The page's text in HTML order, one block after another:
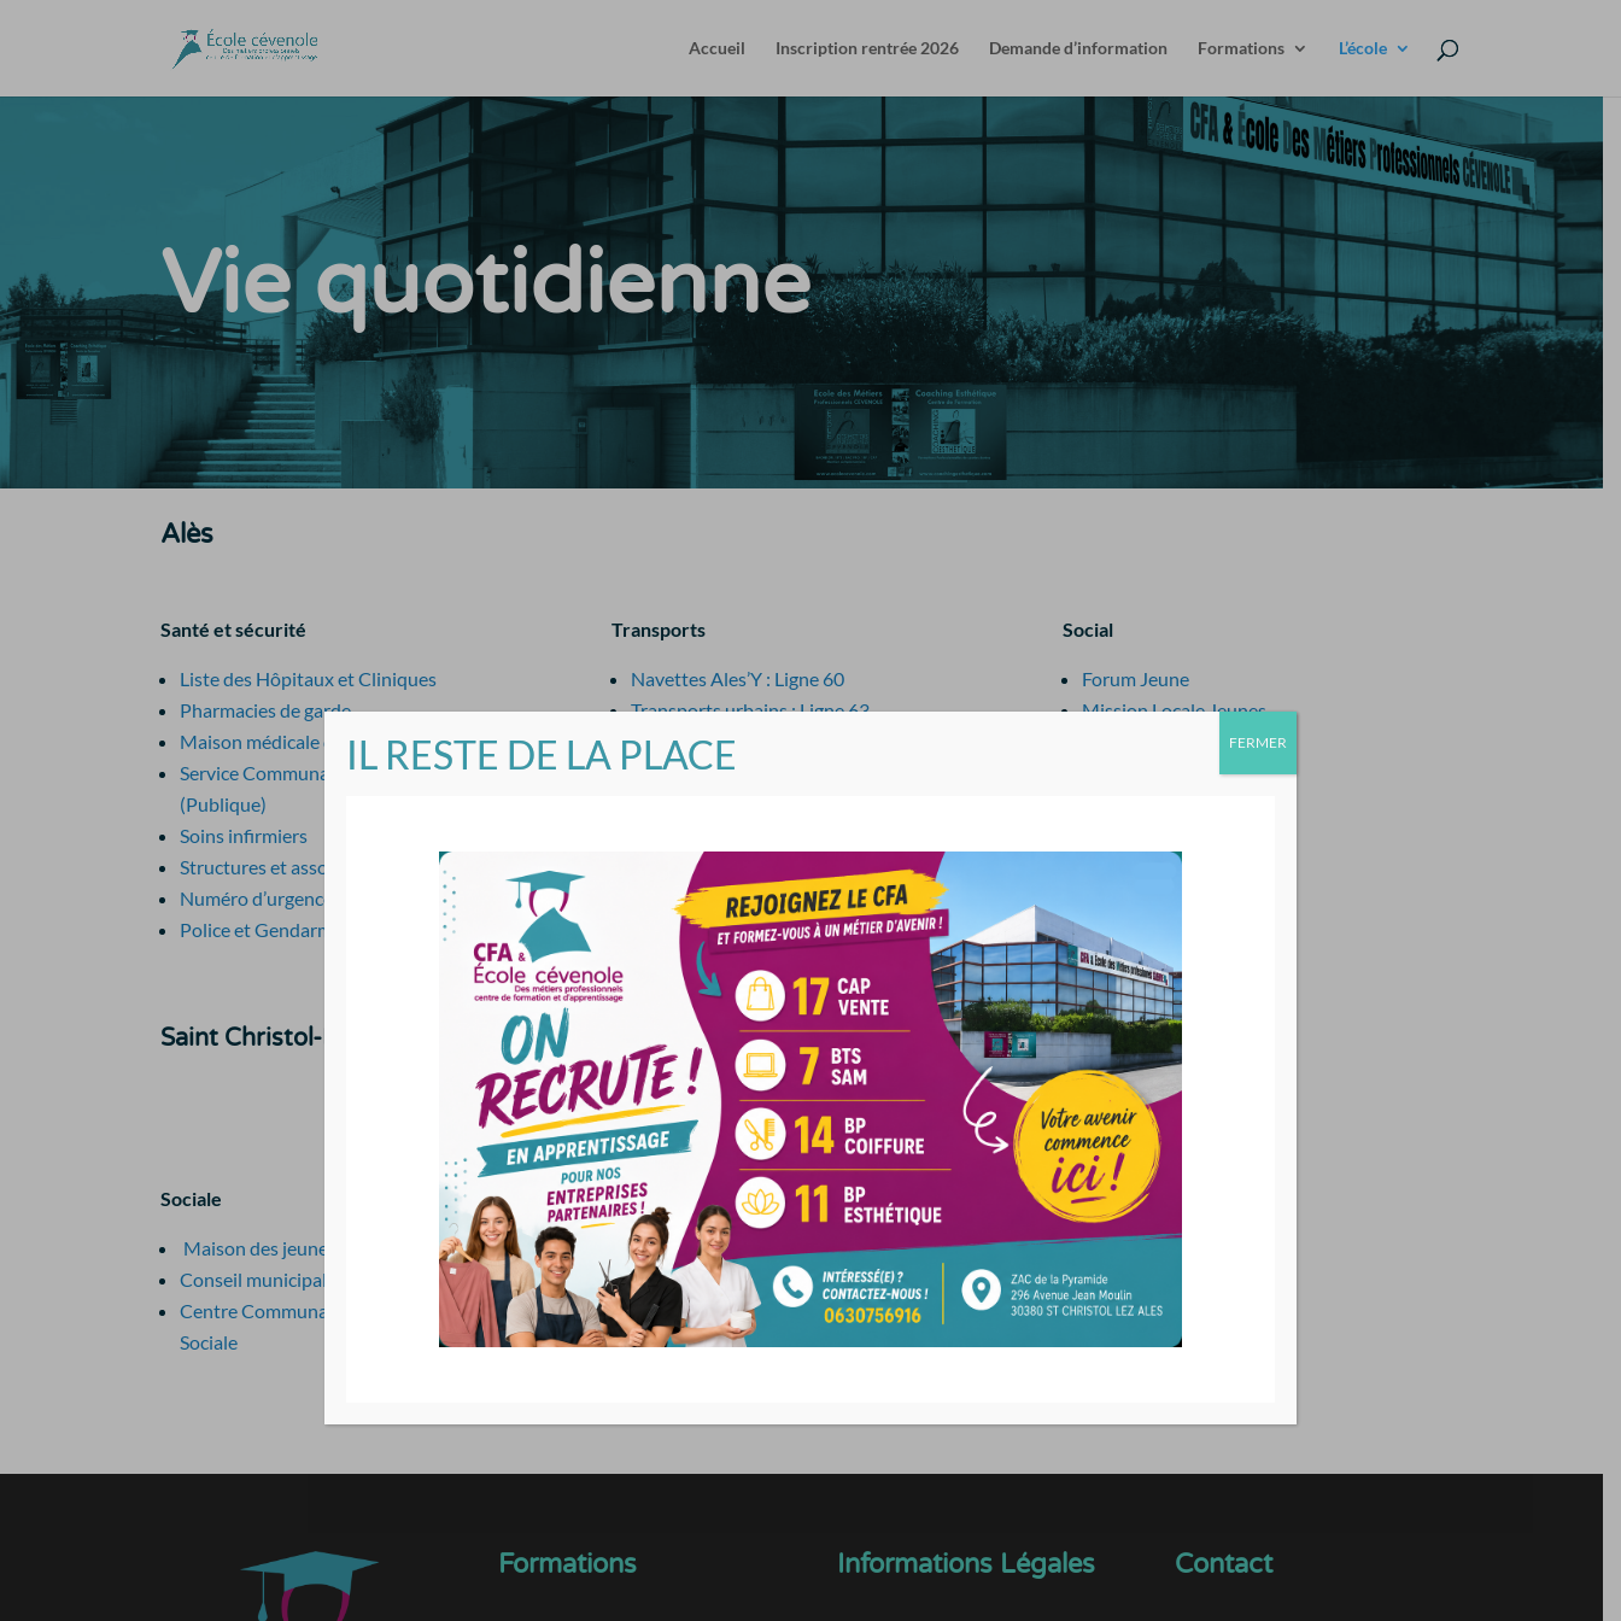
Accueil Inscription rentrée 2026 Demande d’information Formations L’école
Vie quotidienne
Alès
Santé et sécurité
Liste des Hôpitaux et Cliniques
Pharmacies de garde
Maison médicale de garde à Alès
Service Communal Hygiène-Santé
(Publique)
Soins infirmiers
Structures et associations de santé
Numéro d’urgence
Police et Gendarmerie
Transports
Navettes Ales’Y : Ligne 60
Transports urbains : Ligne 63
Gare SNCF
Social
Forum Jeune
Mission Locale Jeunes
Maison de la jeunesse
Saint Christol-Lez-Alès
Sociale
Maison des jeunes
Conseil municipal Jeunes
Centre Communal d’Action
Sociale
Santé et sécurité
Soins infirmiers
Police municipale
Transports
Navettes Ales’Y : Ligne 60
Transports urbains : Ligne 63
Formations Informations Légales Contact
IL RESTE DE LA PLACE FERMER